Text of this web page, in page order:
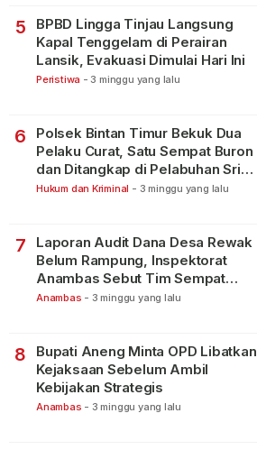
5
BPBD Lingga Tinjau Langsung
Kapal Tenggelam di Perairan
Lansik, Evakuasi Dimulai Hari Ini
Peristiwa - 3 minggu yang lalu
6
Polsek Bintan Timur Bekuk Dua
Pelaku Curat, Satu Sempat Buron
dan Ditangkap di Pelabuhan Sri
Bintan Pura
Hukum dan Kriminal - 3 minggu yang lalu
7
Laporan Audit Dana Desa Rewak
Belum Rampung, Inspektorat
Anambas Sebut Tim Sempat
Terbagi Tangani Kasus Lain
Anambas - 3 minggu yang lalu
8
Bupati Aneng Minta OPD Libatkan
Kejaksaan Sebelum Ambil
Kebijakan Strategis
Anambas - 3 minggu yang lalu